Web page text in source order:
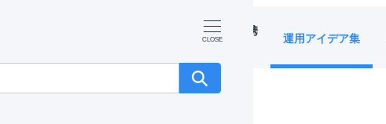
外部サービス連携
（APIなど）
運用アイデア集